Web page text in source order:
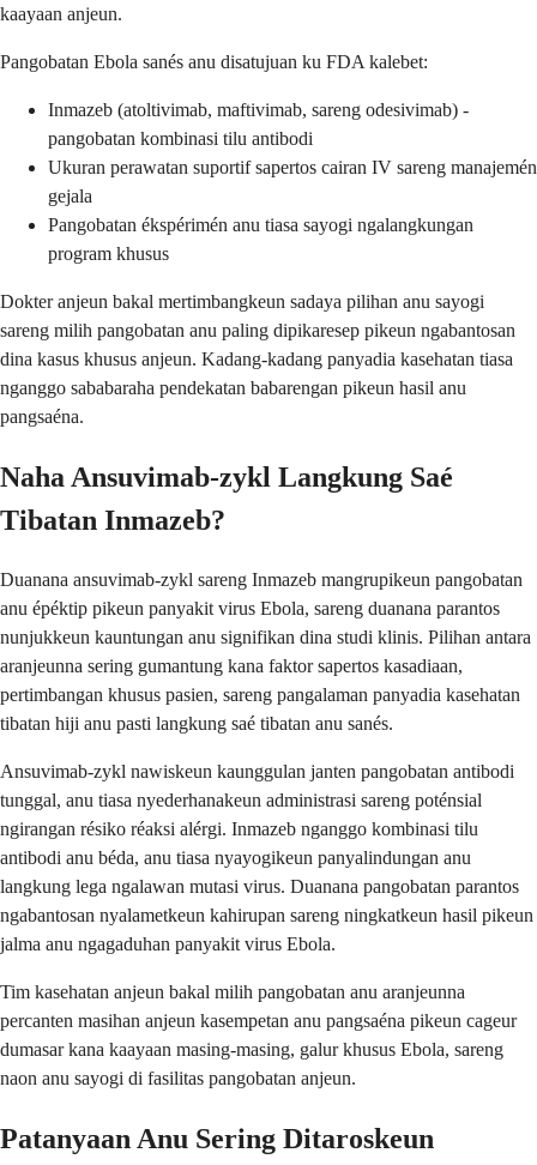
kaayaan anjeun.
Pangobatan Ebola sanés anu disatujuan ku FDA kalebet:
Inmazeb (atoltivimab, maftivimab, sareng odesivimab) -
pangobatan kombinasi tilu antibodi
Ukuran perawatan suportif sapertos cairan IV sareng manajemén
gejala
Pangobatan ékspérimén anu tiasa sayogi ngalangkungan
program khusus
Dokter anjeun bakal mertimbangkeun sadaya pilihan anu sayogi
sareng milih pangobatan anu paling dipikaresep pikeun ngabantosan
dina kasus khusus anjeun. Kadang-kadang panyadia kasehatan tiasa
nganggo sababaraha pendekatan babarengan pikeun hasil anu
pangsaéna.
Naha Ansuvimab-zykl Langkung Saé
Tibatan Inmazeb?
Duanana ansuvimab-zykl sareng Inmazeb mangrupikeun pangobatan
anu épéktip pikeun panyakit virus Ebola, sareng duanana parantos
nunjukkeun kauntungan anu signifikan dina studi klinis. Pilihan antara
aranjeunna sering gumantung kana faktor sapertos kasadiaan,
pertimbangan khusus pasien, sareng pangalaman panyadia kasehatan
tibatan hiji anu pasti langkung saé tibatan anu sanés.
Ansuvimab-zykl nawiskeun kaunggulan janten pangobatan antibodi
tunggal, anu tiasa nyederhanakeun administrasi sareng poténsial
ngirangan résiko réaksi alérgi. Inmazeb nganggo kombinasi tilu
antibodi anu béda, anu tiasa nyayogikeun panyalindungan anu
langkung lega ngalawan mutasi virus. Duanana pangobatan parantos
ngabantosan nyalametkeun kahirupan sareng ningkatkeun hasil pikeun
jalma anu ngagaduhan panyakit virus Ebola.
Tim kasehatan anjeun bakal milih pangobatan anu aranjeunna
percanten masihan anjeun kasempetan anu pangsaéna pikeun cageur
dumasar kana kaayaan masing-masing, galur khusus Ebola, sareng
naon anu sayogi di fasilitas pangobatan anjeun.
Patanyaan Anu Sering Ditaroskeun